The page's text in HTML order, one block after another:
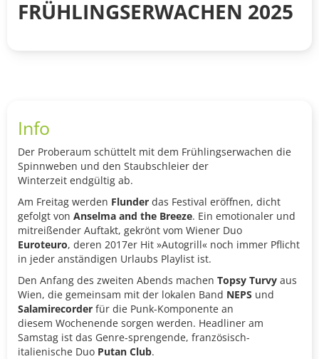
FRÜHLINGSERWACHEN 2025
Info
Der Proberaum schüttelt mit dem Frühlingserwachen die
Spinnweben und den Staubschleier der
Winterzeit endgültig ab.
Am Freitag werden Flunder das Festival eröffnen, dicht
gefolgt von Anselma and the Breeze. Ein emotionaler und
mitreißender Auftakt, gekrönt vom Wiener Duo
Euroteuro, deren 2017er Hit »Autogrill« noch immer Pflicht
in jeder anständigen Urlaubs Playlist ist.
Den Anfang des zweiten Abends machen Topsy Turvy aus
Wien, die gemeinsam mit der lokalen Band NEPS und
Salamirecorder für die Punk-Komponente an
diesem Wochenende sorgen werden. Headliner am
Samstag ist das Genre-sprengende, französisch-
italienische Duo Putan Club.